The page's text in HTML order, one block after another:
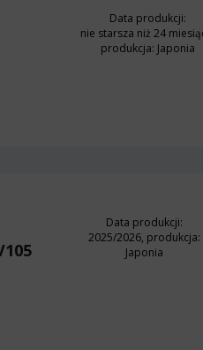
Data produkcji:
nie starsza niż 24
produkcja: Japonia
Data produkcji:
2025/2026, produkcja:
Japonia